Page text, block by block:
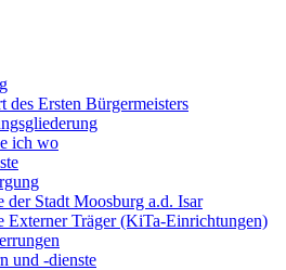
des Ersten Bürgermeisters
ich wo
der Stadt Moosburg a.d. Isar
Externer Träger (KiTa-Einrichtungen)
und -dienste